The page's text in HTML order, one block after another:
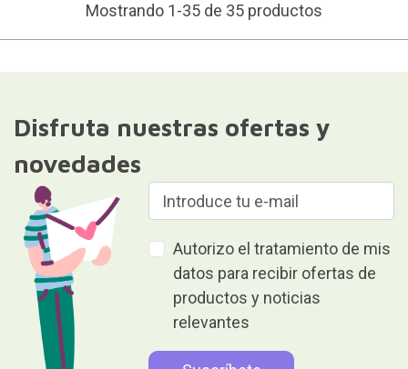
Mostrando 1-35 de 35 productos
Disfruta nuestras ofertas y
novedades
Autorizo el tratamiento de mis
datos para recibir ofertas de
productos y noticias
relevantes